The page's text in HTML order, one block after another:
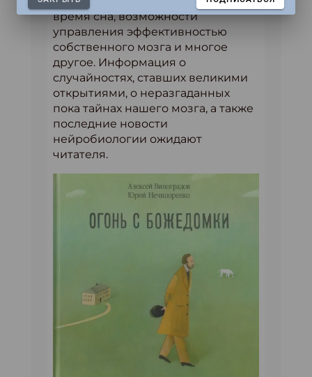
время сна, возможности
управления эффективностью
собственного мозга и многое
другое. Информация о
случайностях, ставших великими
открытиями, о неразгаданных
пока тайнах нашего мозга, а также
последние новости
нейробиологии ожидают
читателя.